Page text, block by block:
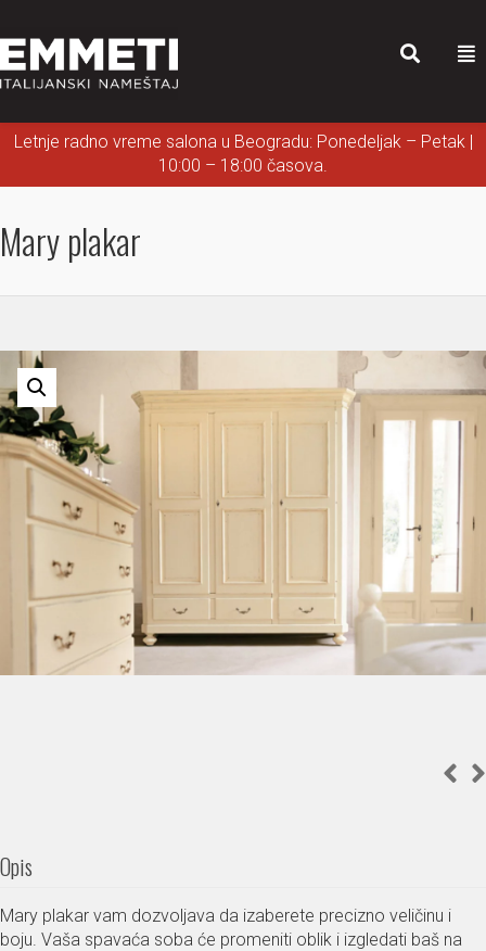
Letnje radno vreme salona u Beogradu: Ponedeljak – Petak |
10:00 – 18:00 časova.
Mary plakar
Opis
Mary plakar vam dozvoljava da izaberete precizno veličinu i
boju. Vaša spavaća soba će promeniti oblik i izgledati baš na